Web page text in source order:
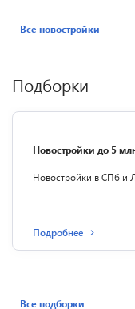
Все новостройки
Подборки
Новостройки до 5
Новостройки в СПб и
Подробнее
Все подборки